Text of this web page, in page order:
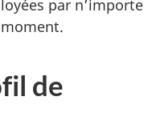
par n’importe
de